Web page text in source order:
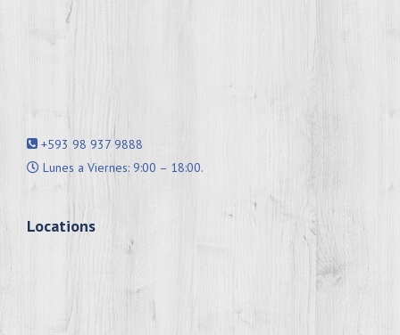
+593 98 937 9888
Lunes a Viernes: 9:00 – 18:00.
Locations